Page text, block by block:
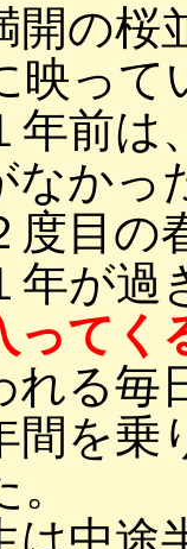
開の桜
映って
年前
なかっ
度目
年が過
ってく
れる
間を